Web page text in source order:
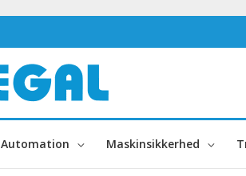
Automation Maskinsikkerhed